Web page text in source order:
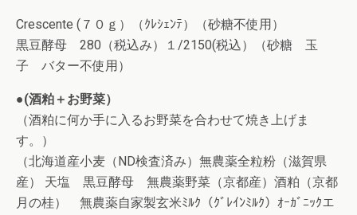
Crescente (７０ｇ）（ｸﾚｼｪﾝﾃ）（砂糖不使用）
黒豆酵母 280（税込み）１/2150(税込）（砂糖 玉
子 バター不使用）
●(酒粕＋お野菜）
（酒粕に何か手に入るお野菜を合わせて焼き上げま
す。）
（北海道産小麦（ND検査済み）無農薬全粒粉（滋賀県
産） 天塩 黒豆酵母 無農薬野菜（京都産）酒粕（京都
月の桂） 無農薬自家製玄米ﾐﾙｸ（ｸﾞﾚｲﾝﾐﾙｸ）ｵｰｶﾞﾆｯｸエ